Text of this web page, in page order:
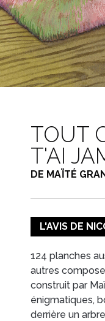
TOUT
T'AI
DE MAÏTÉ
L'AVIS DE
124 planches
autres
construit par
énigmatiques,
derrière un